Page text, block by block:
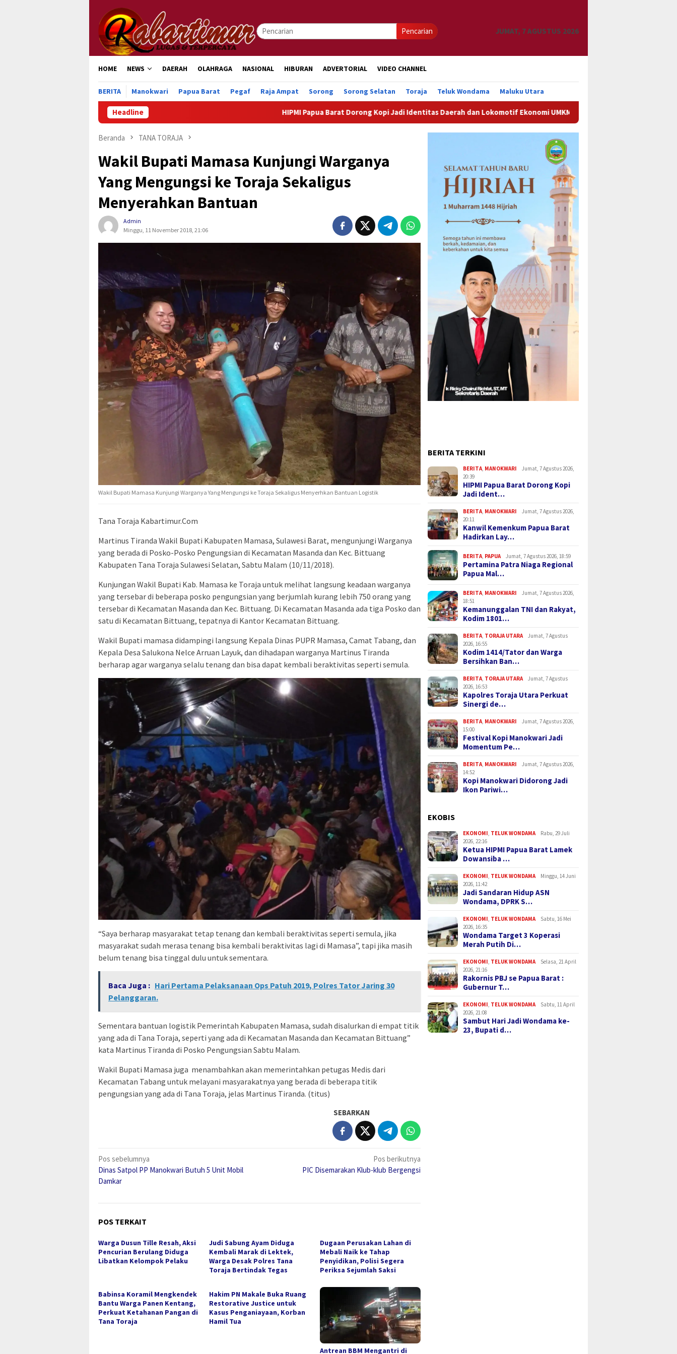
konten
Pencarian JUMAT, 7 AGUSTUS 2026
HOME NEWS DAERAH OLAHRAGA NASIONAL HIBURAN ADVERTORIAL VIDEO CHANNEL
BERITA Manokwari Papua Barat Pegaf Raja Ampat Sorong Sorong Selatan Toraja Teluk Wondama Maluku Utara
Headline HIPMI Papua Barat Dorong Kopi Jadi Identitas Daerah dan Lokomotif Ekonomi UMKM Kanwil Kemenkum Papua Barat
Beranda TANA TORAJA
Wakil Bupati Mamasa Kunjungi Warganya
Yang Mengungsi ke Toraja Sekaligus
Menyerahkan Bantuan
Admin
Minggu, 11 November 2018, 21:06
Wakil Bupati Mamasa Kunjungi Warganya Yang Mengungsi ke Toraja Sekaligus Menyerhkan Bantuan Logistik
Tana Toraja Kabartimur.Com
Martinus Tiranda Wakil Bupati Kabupaten Mamasa, Sulawesi Barat, mengunjungi Warganya
yang berada di Posko-Posko Pengungsian di Kecamatan Masanda dan Kec. Bittuang
Kabupaten Tana Toraja Sulawesi Selatan, Sabtu Malam (10/11/2018).
Kunjungan Wakil Bupati Kab. Mamasa ke Toraja untuk melihat langsung keadaan warganya
yang tersebar di beberapa posko pengungsian yang berjumlah kurang lebih 750 orang yang
tersebar di Kecamatan Masanda dan Kec. Bittuang. Di Kecamatan Masanda ada tiga Posko dan
satu di Kecamatan Bittuang, tepatnya di Kantor Kecamatan Bittuang.
Wakil Bupati mamasa didampingi langsung Kepala Dinas PUPR Mamasa, Camat Tabang, dan
Kepala Desa Salukona Nelce Arruan Layuk, dan dihadapan warganya Martinus Tiranda
berharap agar warganya selalu tenang dan bisa dapat kembali beraktivitas seperti semula.
“Saya berharap masyarakat tetap tenang dan kembali beraktivitas seperti semula, jika
masyarakat sudah merasa tenang bisa kembali beraktivitas lagi di Mamasa”, tapi jika masih
belum tenang bisa tinggal dulu untuk sementara.
Baca Juga : Hari Pertama Pelaksanaan Ops Patuh 2019, Polres Tator Jaring 30
Pelanggaran.
Sementara bantuan logistik Pemerintah Kabupaten Mamasa, sudah disalurkan di empat titik
yang ada di Tana Toraja, seperti yang ada di Kecamatan Masanda dan Kecamatan Bittuang”
kata Martinus Tiranda di Posko Pengungsian Sabtu Malam.
Wakil Bupati Mamasa juga menambahkan akan memerintahkan petugas Medis dari
Kecamatan Tabang untuk melayani masyarakatnya yang berada di beberapa titik
pengungsian yang ada di Tana Toraja, jelas Martinus Tiranda. (titus)
SEBARKAN
Navigasi
pos
Pos sebelumnya
Dinas Satpol PP Manokwari Butuh 5 Unit Mobil
Damkar
Pos berikutnya
PIC Disemarakan Klub-klub Bergengsi
POS TERKAIT
Warga Dusun Tille Resah, Aksi
Pencurian Berulang Diduga
Libatkan Kelompok Pelaku
Judi Sabung Ayam Diduga
Kembali Marak di Lektek,
Warga Desak Polres Tana
Toraja Bertindak Tegas
Dugaan Perusakan Lahan di
Mebali Naik ke Tahap
Penyidikan, Polisi Segera
Periksa Sejumlah Saksi
Babinsa Koramil Mengkendek
Bantu Warga Panen Kentang,
Perkuat Ketahanan Pangan di
Tana Toraja
Hakim PN Makale Buka Ruang
Restorative Justice untuk
Kasus Penganiayaan, Korban
Hamil Tua
Antrean BBM Mengantri di
BERITA TERKINI
BERITA MANOKWARI
Jumat, 7 Agustus 2026,
20:39
HIPMI Papua Barat Dorong Kopi
Jadi Ident…
BERITA MANOKWARI
Jumat, 7 Agustus 2026,
20:11
Kanwil Kemenkum Papua Barat
Hadirkan Lay…
BERITA PAPUA Jumat, 7 Agustus 2026, 18:59
Pertamina Patra Niaga Regional
Papua Mal…
BERITA MANOKWARI
Jumat, 7 Agustus 2026,
18:51
Kemanunggalan TNI dan Rakyat,
Kodim 1801…
BERITA TORAJA UTARA
Jumat, 7 Agustus
2026, 16:55
Kodim 1414/Tator dan Warga
Bersihkan Ban…
BERITA TORAJA UTARA
Jumat, 7 Agustus
2026, 16:53
Kapolres Toraja Utara Perkuat
Sinergi de…
BERITA MANOKWARI
Jumat, 7 Agustus 2026,
15:00
Festival Kopi Manokwari Jadi
Momentum Pe…
BERITA MANOKWARI
Jumat, 7 Agustus 2026,
14:52
Kopi Manokwari Didorong Jadi
Ikon Pariwi…
EKOBIS
EKONOMI TELUK WONDAMA
Rabu, 29 Juli
2026, 22:16
Ketua HIPMI Papua Barat Lamek
Dowansiba …
EKONOMI TELUK WONDAMA
Minggu, 14 Juni
2026, 11:42
Jadi Sandaran Hidup ASN
Wondama, DPRK S…
EKONOMI TELUK WONDAMA
Sabtu, 16 Mei
2026, 16:35
Wondama Target 3 Koperasi
Merah Putih Di…
EKONOMI TELUK WONDAMA
Selasa, 21 April
2026, 21:16
Rakornis PBJ se Papua Barat :
Gubernur T…
EKONOMI TELUK WONDAMA
Sabtu, 11 April
2026, 21:08
Sambut Hari Jadi Wondama ke-
23, Bupati d…